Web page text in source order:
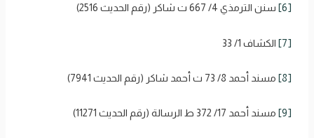
[6] سنن الترمذي 4/ 667 ت شاكر (رقم الحديث 2516)
[7] الكشاف 1/ 33
[8] مسند أحمد 8/ 73 ت أحمد شاكر (رقم الحديث 7941)
[9] مسند أحمد 17/ 372 ط الرسالة (رقم الحديث 11271)